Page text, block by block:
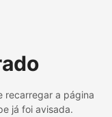
recarregar a página
já foi avisada.